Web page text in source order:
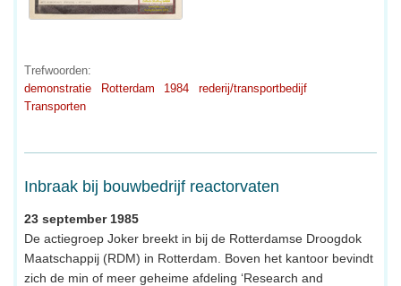
Trefwoorden:
demonstratie
Rotterdam 1984
rederij/transportbedijf
Transporten
Inbraak bij bouwbedrijf reactorvaten
23 september 1985
De actiegroep Joker breekt in bij de Rotterdamse Droogdok
Maatschappij (RDM) in Rotterdam. Boven het kantoor bevindt
zich de min of meer geheime afdeling ‘Research and